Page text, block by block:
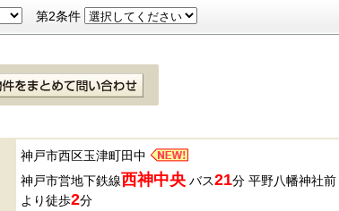
第2条件
神戸市西区玉津町田中
神戸市営地下鉄線西神中央 バス21分 平野八幡神社前
より徒歩2分